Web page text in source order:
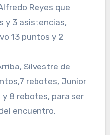
Reyes que
y 3 asistencias,
13 puntos y 2
Silvestre de
rebotes, Junior
8 rebotes, para ser
encuentro.